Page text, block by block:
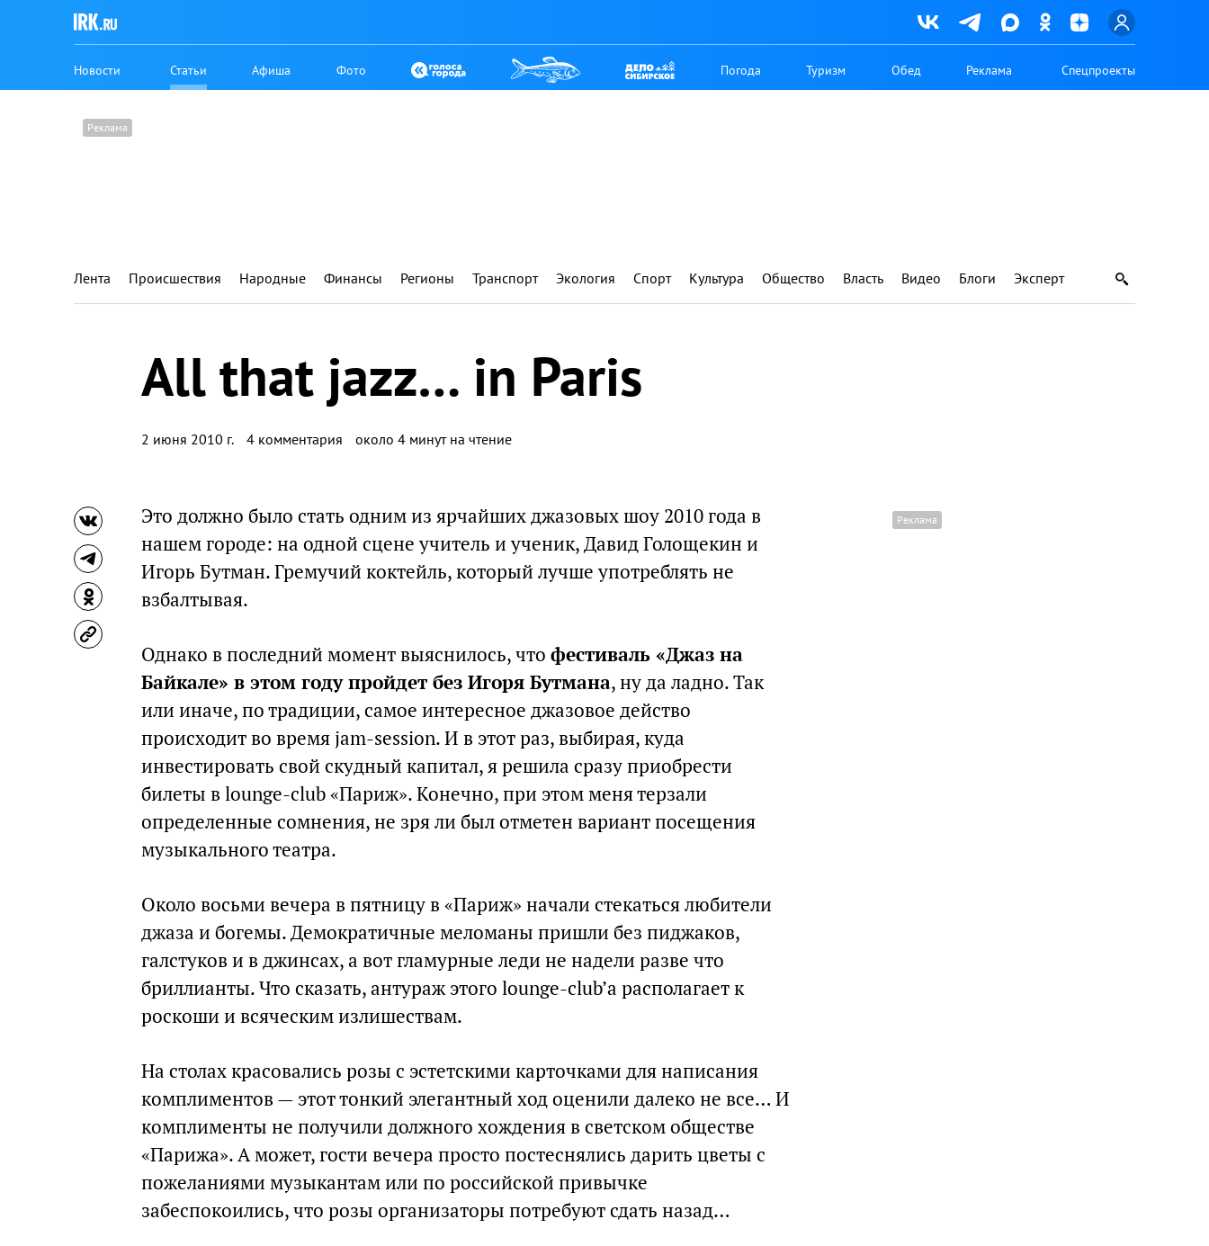
Новости Статьи Афиша Фото Погода Туризм Обед Реклама Спецпроекты
Лента Происшествия Народные Финансы Регионы Транспорт Экология Спорт Культура Общество Власть Видео Блоги Эксперт
All that jazz… in Paris
2 июня 2010 г. 4 комментария около 4 минут на чтение
Это должно было стать одним из ярчайших джазовых шоу 2010 года в
нашем городе: на одной сцене учитель и ученик, Давид Голощекин и
Игорь Бутман. Гремучий коктейль, который лучше употреблять не
взбалтывая.
Однако в последний момент выяснилось, что фестиваль «Джаз на
Байкале» в этом году пройдет без Игоря Бутмана, ну да ладно. Так
или иначе, по традиции, самое интересное джазовое действо
происходит во время jam-session. И в этот раз, выбирая, куда
инвестировать свой скудный капитал, я решила сразу приобрести
билеты в lounge-club «Париж». Конечно, при этом меня терзали
определенные сомнения, не зря ли был отметен вариант посещения
музыкального театра.
Около восьми вечера в пятницу в «Париж» начали стекаться любители
джаза и богемы. Демократичные меломаны пришли без пиджаков,
галстуков и в джинсах, а вот гламурные леди не надели разве что
бриллианты. Что сказать, антураж этого lounge-club’а располагает к
роскоши и всяческим излишествам.
На столах красовались розы с эстетскими карточками для написания
комплиментов — этот тонкий элегантный ход оценили далеко не все… И
комплименты не получили должного хождения в светском обществе
«Парижа». А может, гости вечера просто постеснялись дарить цветы с
пожеланиями музыкантам или по российской привычке
забеспокоились, что розы организаторы потребуют сдать назад…